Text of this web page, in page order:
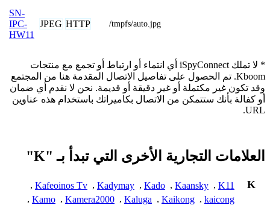
SN-
IPC-
HW11
JPEG HTTP /tmpfs/auto.jpg
* لا تملك iSpyConnect أي انتماء أو ارتباط أو تجمع مع منتجات
Kboom. تم الحصول على تفاصيل الاتصال المقدمة هنا من المجتمع
وقد تكون غير مكتملة أو غير دقيقة أو قديمة. نحن لا نقدم أي ضمان
أو كفالة بأنك ستتمكن من الاتصال بكاميراتك باستخدام هذه عناوين
URL.
العلامات التجارية الأخرى التي تبدأ بـ "K"
K
K11
,
Kaansky
,
Kado
,
Kadymay
,
Kafeoinos Tv
,
kaicong
,
Kaikong
,
Kaluga
,
Kamera2000
,
Kamo
,